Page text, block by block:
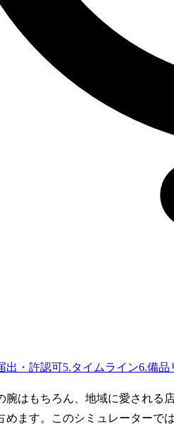
出・許認可5.タイムライン6.備品
はもちろん、地域に愛され
ます。このシミュレーター